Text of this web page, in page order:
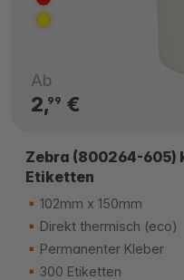
Ab
2,99 €
Zebra (800264-605)
Etiketten
102mm x 150mm
Direkt thermisch (eco)
Permanenter Kleber
300 Etiketten